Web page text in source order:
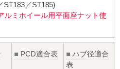
ST183／ST185)
ルミホイール用平面座ナット使
■ PCD適合表 ■ ハブ径適合
表